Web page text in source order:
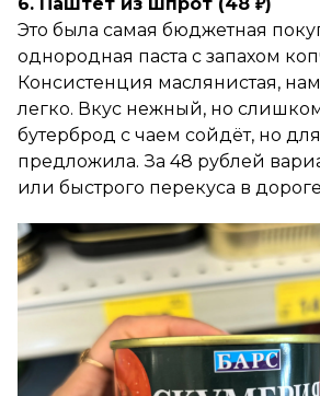
Это была самая бюджетная
однородная паста с запахом
Консистенция маслянистая,
легко. Вкус нежный, но
бутерброд с чаем сойдёт, но
предложила. За 48 рублей
или быстрого перекуса в